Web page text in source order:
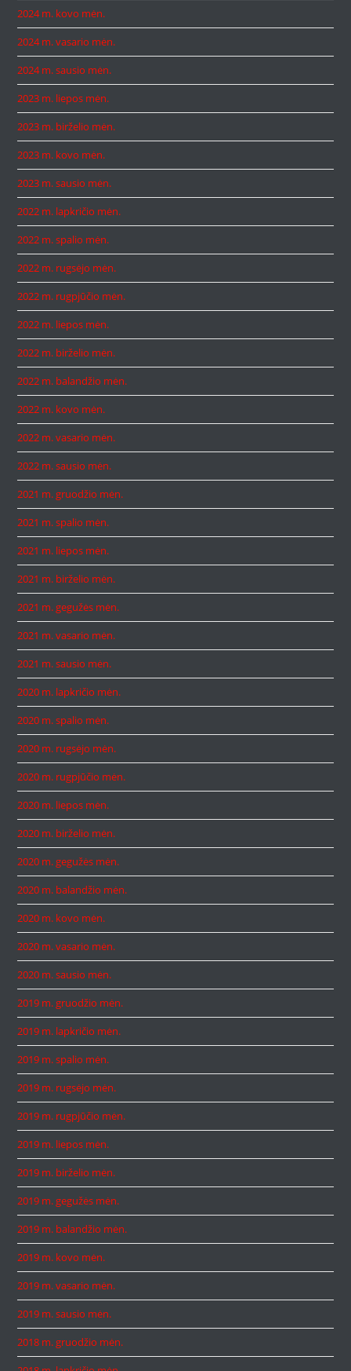
2024 m. kovo mėn.
2024 m. vasario mėn.
2024 m. sausio mėn.
2023 m. liepos mėn.
2023 m. birželio mėn.
2023 m. kovo mėn.
2023 m. sausio mėn.
2022 m. lapkričio mėn.
2022 m. spalio mėn.
2022 m. rugsėjo mėn.
2022 m. rugpjūčio mėn.
2022 m. liepos mėn.
2022 m. birželio mėn.
2022 m. balandžio mėn.
2022 m. kovo mėn.
2022 m. vasario mėn.
2022 m. sausio mėn.
2021 m. gruodžio mėn.
2021 m. spalio mėn.
2021 m. liepos mėn.
2021 m. birželio mėn.
2021 m. gegužės mėn.
2021 m. vasario mėn.
2021 m. sausio mėn.
2020 m. lapkričio mėn.
2020 m. spalio mėn.
2020 m. rugsėjo mėn.
2020 m. rugpjūčio mėn.
2020 m. liepos mėn.
2020 m. birželio mėn.
2020 m. gegužės mėn.
2020 m. balandžio mėn.
2020 m. kovo mėn.
2020 m. vasario mėn.
2020 m. sausio mėn.
2019 m. gruodžio mėn.
2019 m. lapkričio mėn.
2019 m. spalio mėn.
2019 m. rugsėjo mėn.
2019 m. rugpjūčio mėn.
2019 m. liepos mėn.
2019 m. birželio mėn.
2019 m. gegužės mėn.
2019 m. balandžio mėn.
2019 m. kovo mėn.
2019 m. vasario mėn.
2019 m. sausio mėn.
2018 m. gruodžio mėn.